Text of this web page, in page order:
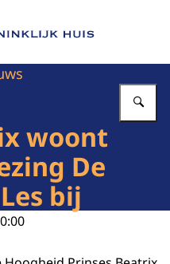
van Het Koninklijk Huis
woont
De
bij